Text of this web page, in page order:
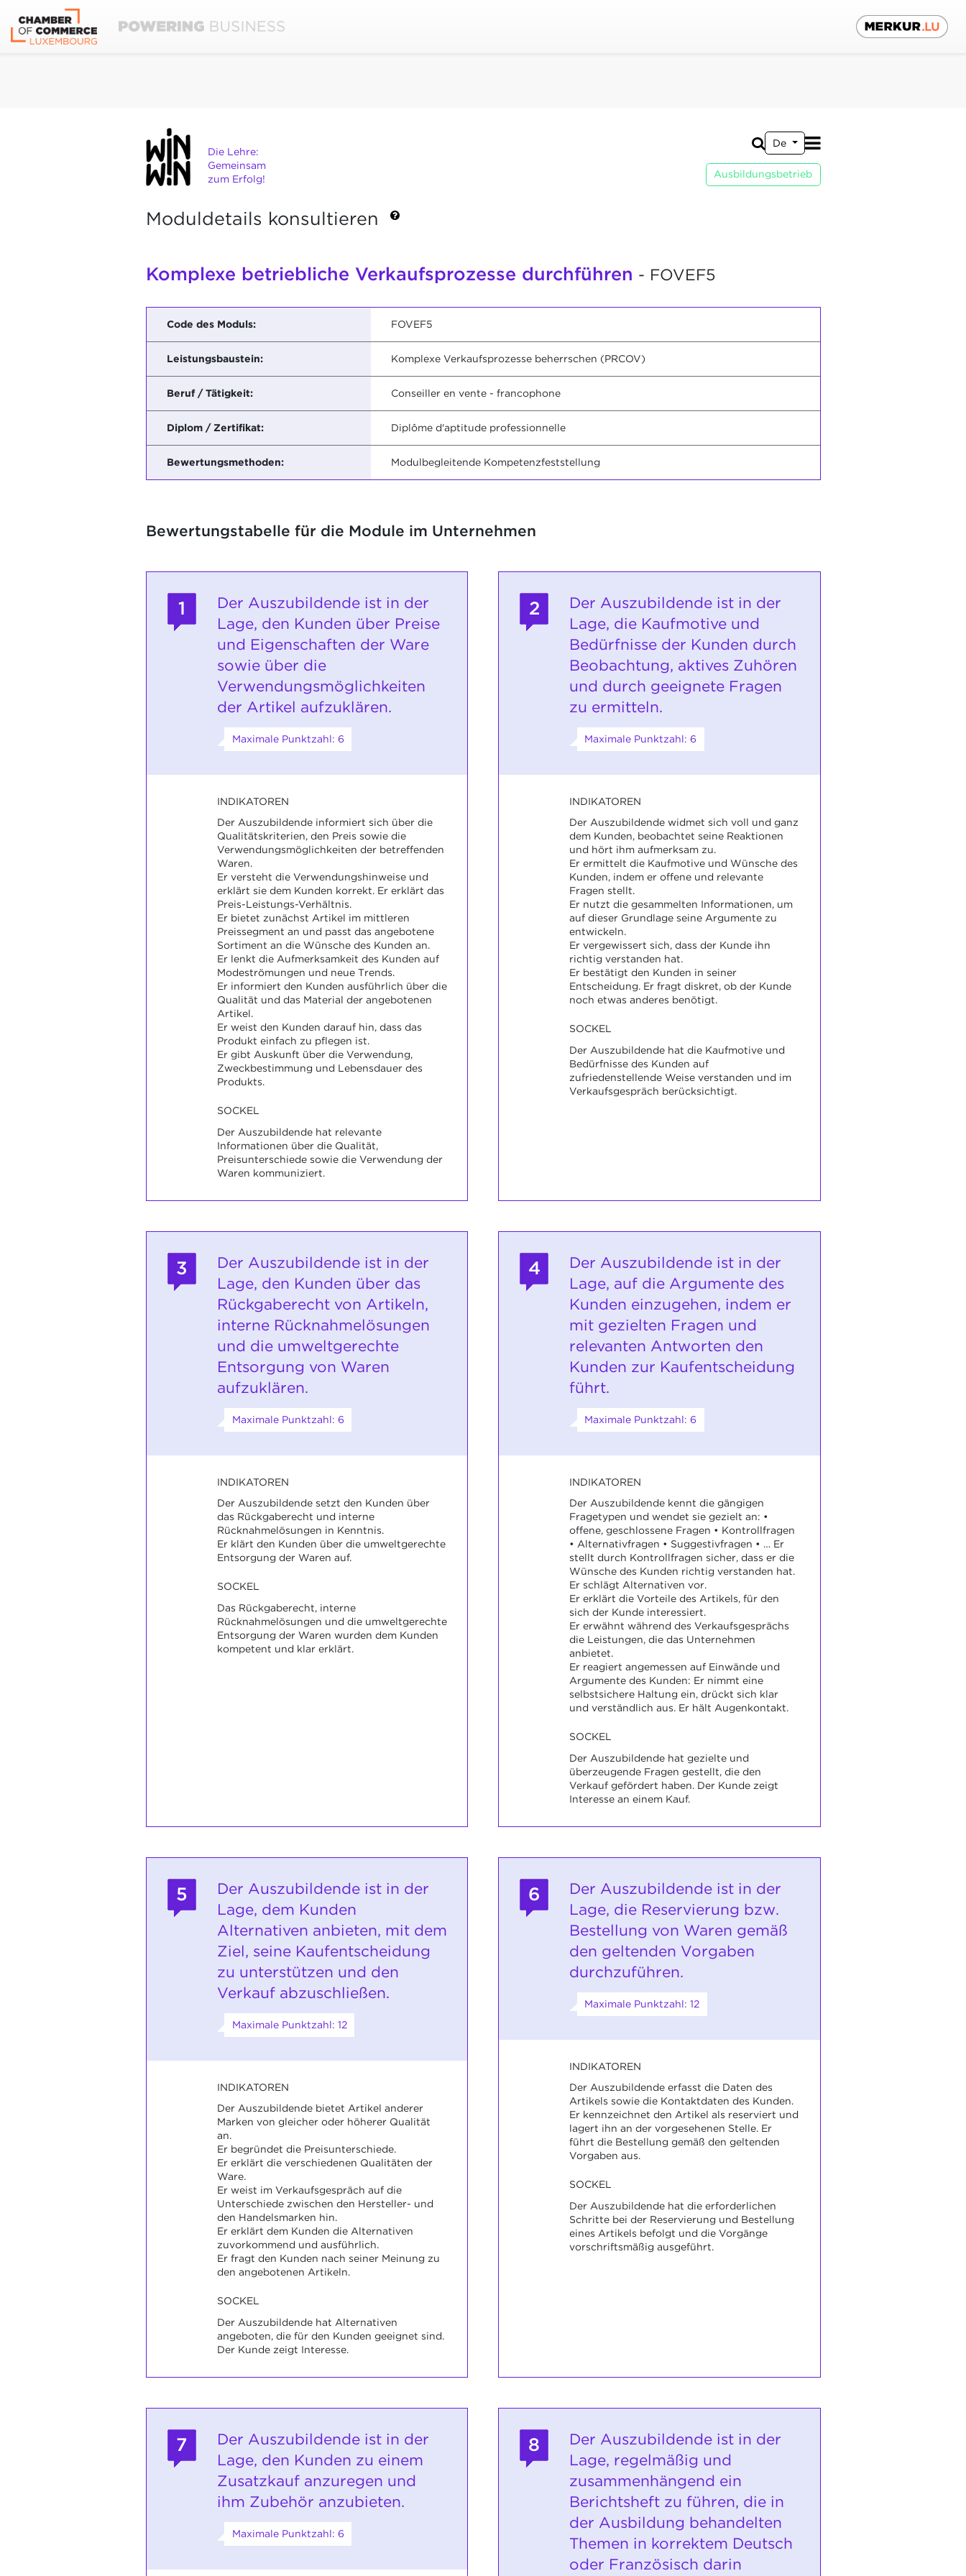
Die Lehre:
Gemeinsam
zum Erfolg!
De
Ausbildungsbetrieb
Moduldetails konsultieren
Komplexe betriebliche Verkaufsprozesse durchführen - FOVEF5
Code des Moduls: FOVEF5
Leistungsbaustein: Komplexe Verkaufsprozesse beherrschen (PRCOV)
Beruf / Tätigkeit: Conseiller en vente - francophone
Diplom / Zertifikat: Diplôme d'aptitude professionnelle
Bewertungsmethoden: Modulbegleitende Kompetenzfeststellung
Bewertungstabelle für die Module im Unternehmen
1
Der Auszubildende ist in der
Lage, den Kunden über Preise
und Eigenschaften der Ware
sowie über die
Verwendungsmöglichkeiten
der Artikel aufzuklären.
Maximale Punktzahl: 6
INDIKATOREN
Der Auszubildende informiert sich über die
Qualitätskriterien, den Preis sowie die
Verwendungsmöglichkeiten der betreffenden
Waren.
Er versteht die Verwendungshinweise und
erklärt sie dem Kunden korrekt. Er erklärt das
Preis-Leistungs-Verhältnis.
Er bietet zunächst Artikel im mittleren
Preissegment an und passt das angebotene
Sortiment an die Wünsche des Kunden an.
Er lenkt die Aufmerksamkeit des Kunden auf
Modeströmungen und neue Trends.
Er informiert den Kunden ausführlich über die
Qualität und das Material der angebotenen
Artikel.
Er weist den Kunden darauf hin, dass das
Produkt einfach zu pflegen ist.
Er gibt Auskunft über die Verwendung,
Zweckbestimmung und Lebensdauer des
Produkts.
SOCKEL
Der Auszubildende hat relevante
Informationen über die Qualität,
Preisunterschiede sowie die Verwendung der
Waren kommuniziert.
2
Der Auszubildende ist in der
Lage, die Kaufmotive und
Bedürfnisse der Kunden durch
Beobachtung, aktives Zuhören
und durch geeignete Fragen
zu ermitteln.
Maximale Punktzahl: 6
INDIKATOREN
Der Auszubildende widmet sich voll und ganz
dem Kunden, beobachtet seine Reaktionen
und hört ihm aufmerksam zu.
Er ermittelt die Kaufmotive und Wünsche des
Kunden, indem er offene und relevante
Fragen stellt.
Er nutzt die gesammelten Informationen, um
auf dieser Grundlage seine Argumente zu
entwickeln.
Er vergewissert sich, dass der Kunde ihn
richtig verstanden hat.
Er bestätigt den Kunden in seiner
Entscheidung. Er fragt diskret, ob der Kunde
noch etwas anderes benötigt.
SOCKEL
Der Auszubildende hat die Kaufmotive und
Bedürfnisse des Kunden auf
zufriedenstellende Weise verstanden und im
Verkaufsgespräch berücksichtigt.
3
Der Auszubildende ist in der
Lage, den Kunden über das
Rückgaberecht von Artikeln,
interne Rücknahmelösungen
und die umweltgerechte
Entsorgung von Waren
aufzuklären.
Maximale Punktzahl: 6
INDIKATOREN
Der Auszubildende setzt den Kunden über
das Rückgaberecht und interne
Rücknahmelösungen in Kenntnis.
Er klärt den Kunden über die umweltgerechte
Entsorgung der Waren auf.
SOCKEL
Das Rückgaberecht, interne
Rücknahmelösungen und die umweltgerechte
Entsorgung der Waren wurden dem Kunden
kompetent und klar erklärt.
4
Der Auszubildende ist in der
Lage, auf die Argumente des
Kunden einzugehen, indem er
mit gezielten Fragen und
relevanten Antworten den
Kunden zur Kaufentscheidung
führt.
Maximale Punktzahl: 6
INDIKATOREN
Der Auszubildende kennt die gängigen
Fragetypen und wendet sie gezielt an: •
offene, geschlossene Fragen • Kontrollfragen
• Alternativfragen • Suggestivfragen • … Er
stellt durch Kontrollfragen sicher, dass er die
Wünsche des Kunden richtig verstanden hat.
Er schlägt Alternativen vor.
Er erklärt die Vorteile des Artikels, für den
sich der Kunde interessiert.
Er erwähnt während des Verkaufsgesprächs
die Leistungen, die das Unternehmen
anbietet.
Er reagiert angemessen auf Einwände und
Argumente des Kunden: Er nimmt eine
selbstsichere Haltung ein, drückt sich klar
und verständlich aus. Er hält Augenkontakt.
SOCKEL
Der Auszubildende hat gezielte und
überzeugende Fragen gestellt, die den
Verkauf gefördert haben. Der Kunde zeigt
Interesse an einem Kauf.
5
Der Auszubildende ist in der
Lage, dem Kunden
Alternativen anbieten, mit dem
Ziel, seine Kaufentscheidung
zu unterstützen und den
Verkauf abzuschließen.
Maximale Punktzahl: 12
INDIKATOREN
Der Auszubildende bietet Artikel anderer
Marken von gleicher oder höherer Qualität
an.
Er begründet die Preisunterschiede.
Er erklärt die verschiedenen Qualitäten der
Ware.
Er weist im Verkaufsgespräch auf die
Unterschiede zwischen den Hersteller- und
den Handelsmarken hin.
Er erklärt dem Kunden die Alternativen
zuvorkommend und ausführlich.
Er fragt den Kunden nach seiner Meinung zu
den angebotenen Artikeln.
SOCKEL
Der Auszubildende hat Alternativen
angeboten, die für den Kunden geeignet sind.
Der Kunde zeigt Interesse.
6
Der Auszubildende ist in der
Lage, die Reservierung bzw.
Bestellung von Waren gemäß
den geltenden Vorgaben
durchzuführen.
Maximale Punktzahl: 12
INDIKATOREN
Der Auszubildende erfasst die Daten des
Artikels sowie die Kontaktdaten des Kunden.
Er kennzeichnet den Artikel als reserviert und
lagert ihn an der vorgesehenen Stelle. Er
führt die Bestellung gemäß den geltenden
Vorgaben aus.
SOCKEL
Der Auszubildende hat die erforderlichen
Schritte bei der Reservierung und Bestellung
eines Artikels befolgt und die Vorgänge
vorschriftsmäßig ausgeführt.
7
Der Auszubildende ist in der
Lage, den Kunden zu einem
Zusatzkauf anzuregen und
ihm Zubehör anzubieten.
Maximale Punktzahl: 6
8
Der Auszubildende ist in der
Lage, regelmäßig und
zusammenhängend ein
Berichtsheft zu führen, die in
der Ausbildung behandelten
Themen in korrektem Deutsch
oder Französisch darin